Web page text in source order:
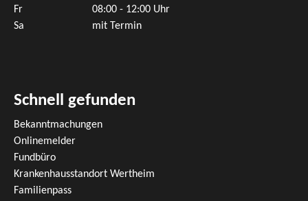
Fr
08:00 - 12:00 Uhr
Sa
mit Termin
Schnell gefunden
Bekanntmachungen
Onlinemelder
Fundbüro
Krankenhausstandort Wertheim
Familienpass